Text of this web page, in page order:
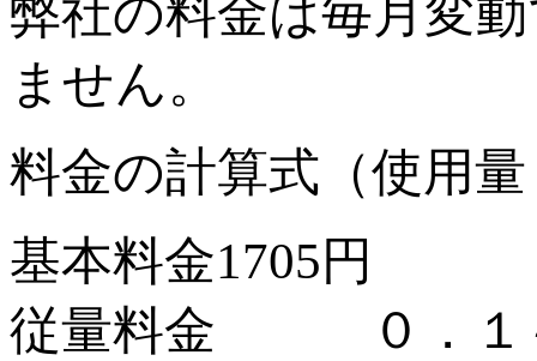
弊社の料金は毎月変
ません。
料金の計算式（使用
基本料金1705円
従量料金 ０．１